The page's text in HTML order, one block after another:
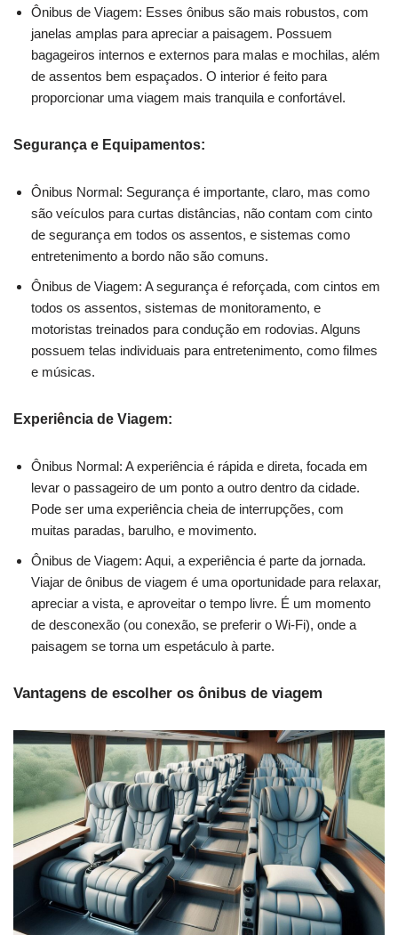
Ônibus de Viagem: Esses ônibus são mais robustos, com
janelas amplas para apreciar a paisagem. Possuem
bagageiros internos e externos para malas e mochilas, além
de assentos bem espaçados. O interior é feito para
proporcionar uma viagem mais tranquila e confortável.
Segurança e Equipamentos:
Ônibus Normal: Segurança é importante, claro, mas como
são veículos para curtas distâncias, não contam com cinto
de segurança em todos os assentos, e sistemas como
entretenimento a bordo não são comuns.
Ônibus de Viagem: A segurança é reforçada, com cintos em
todos os assentos, sistemas de monitoramento, e
motoristas treinados para condução em rodovias. Alguns
possuem telas individuais para entretenimento, como filmes
e músicas.
Experiência de Viagem:
Ônibus Normal: A experiência é rápida e direta, focada em
levar o passageiro de um ponto a outro dentro da cidade.
Pode ser uma experiência cheia de interrupções, com
muitas paradas, barulho, e movimento.
Ônibus de Viagem: Aqui, a experiência é parte da jornada.
Viajar de ônibus de viagem é uma oportunidade para relaxar,
apreciar a vista, e aproveitar o tempo livre. É um momento
de desconexão (ou conexão, se preferir o Wi-Fi), onde a
paisagem se torna um espetáculo à parte.
Vantagens de escolher os ônibus de viagem